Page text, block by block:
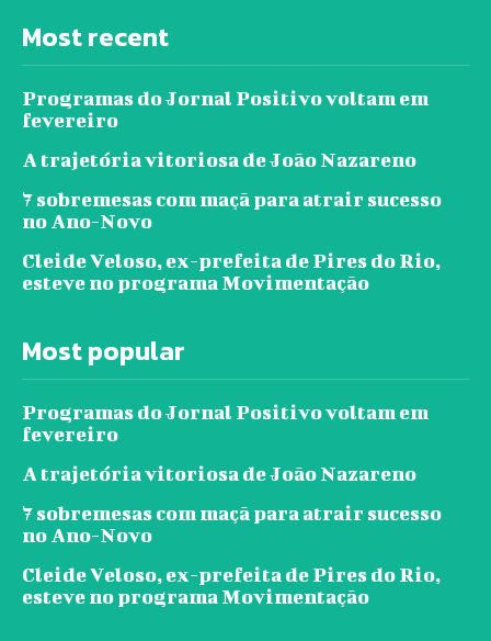
Most recent
Programas do Jornal Positivo voltam em
fevereiro
A trajetória vitoriosa de João Nazareno
7 sobremesas com maçã para atrair sucesso
no Ano-Novo
Cleide Veloso, ex-prefeita de Pires do Rio,
esteve no programa Movimentação
Most popular
Programas do Jornal Positivo voltam em
fevereiro
A trajetória vitoriosa de João Nazareno
7 sobremesas com maçã para atrair sucesso
no Ano-Novo
Cleide Veloso, ex-prefeita de Pires do Rio,
esteve no programa Movimentação